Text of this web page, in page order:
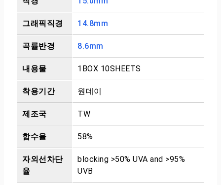
그래픽직경 14.8mm
곡률반경 8.6mm
내용물 1BOX 10SHEETS
착용기간 원데이
제조국 TW
함수율 58%
자외선차단
율
blocking >50% UVA and >95%
UVB